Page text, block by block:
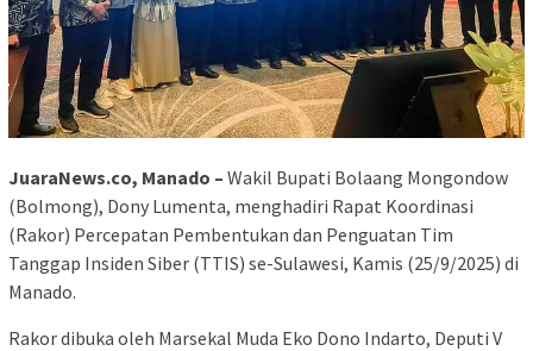
JuaraNews.co, Manado – Wakil Bupati Bolaang Mongondow
(Bolmong), Dony Lumenta, menghadiri Rapat Koordinasi
(Rakor) Percepatan Pembentukan dan Penguatan Tim
Tanggap Insiden Siber (TTIS) se-Sulawesi, Kamis (25/9/2025) di
Manado.
Rakor dibuka oleh Marsekal Muda Eko Dono Indarto, Deputi V